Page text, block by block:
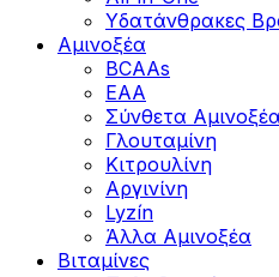
Υδατάνθρακες
Αμινοξέα
BCAAs
EAA
Σύνθετα Αμινοξέα
Γλουταμίνη
Κιτρουλίνη
Αργινίνη
Lyzín
Άλλα Αμινοξέα
Βιταμίνες